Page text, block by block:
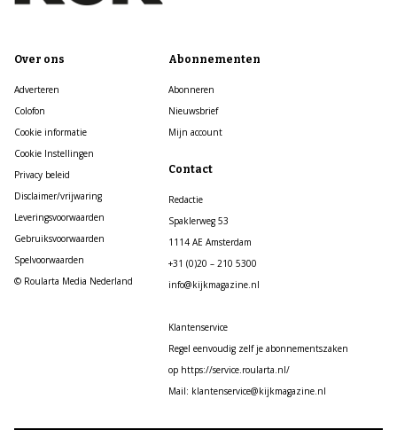
Over ons
Adverteren
Colofon
Cookie informatie
Cookie Instellingen
Privacy beleid
Disclaimer/vrijwaring
Leveringsvoorwaarden
Gebruiksvoorwaarden
Spelvoorwaarden
© Roularta Media Nederland
Abonnementen
Abonneren
Nieuwsbrief
Mijn account
Contact
Redactie
Spaklerweg 53
1114 AE Amsterdam
+31 (0)20 – 210 5300
info@kijkmagazine.nl
Klantenservice
Regel eenvoudig zelf je abonnementszaken
op https://service.roularta.nl/
Mail: klantenservice@kijkmagazine.nl